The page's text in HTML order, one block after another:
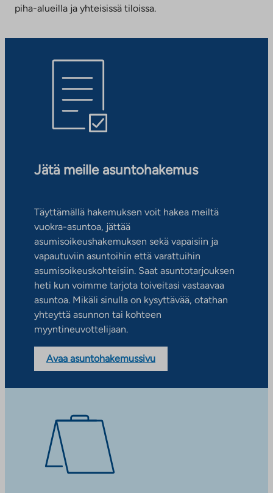
piha-alueilla ja yhteisissä tiloissa.
Jätä meille asuntohakemus
Täyttämällä hakemuksen voit hakea meiltä
vuokra-asuntoa, jättää
asumisoikeushakemuksen sekä vapaisiin ja
vapautuviin asuntoihin että varattuihin
asumisoikeuskohteisiin. Saat asuntotarjouksen
heti kun voimme tarjota toiveitasi vastaavaa
asuntoa. Mikäli sinulla on kysyttävää, otathan
yhteyttä asunnon tai kohteen
myyntineuvottelijaan.
Avaa asuntohakemussivu